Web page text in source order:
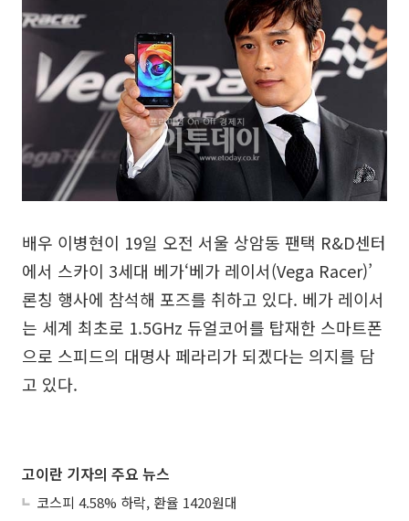
배우 이병현이 19일 오전 서울 상암동 팬택 R&D센터
에서 스카이 3세대 베가‘베가 레이서(Vega Racer)’
론칭 행사에 참석해 포즈를 취하고 있다. 베가 레이서
는 세계 최초로 1.5GHz 듀얼코어를 탑재한 스마트폰
으로 스피드의 대명사 페라리가 되겠다는 의지를 담
고 있다.
고이란 기자의 주요 뉴스
코스피 4.58% 하락, 환율 1420원대